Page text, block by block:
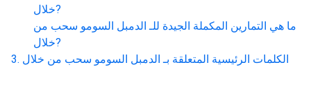
خلال?
ما هي التمارين المكملة الجيدة للـ الدمبل السومو سحب من
خلال?
الكلمات الرئيسية المتعلقة بـ الدمبل السومو سحب من خلال